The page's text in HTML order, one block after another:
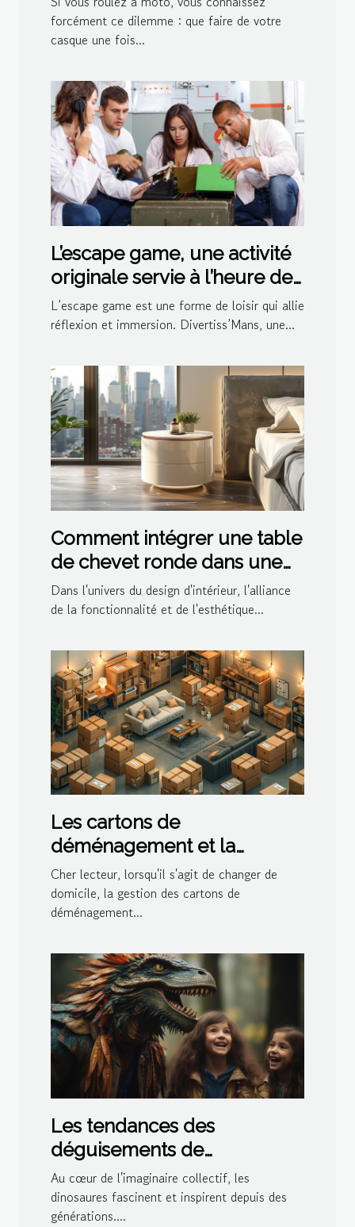
forcément ce dilemme : que faire de votre
casque une fois...
L’escape game, une activité
originale servie à l’heure de
l’apéro par Divertiss’Mans
L’escape game est une forme de loisir qui allie
réflexion et immersion. Divertiss’Mans, une...
Comment intégrer une table
de chevet ronde dans une
décoration moderne
Dans l'univers du design d'intérieur, l'alliance
de la fonctionnalité et de l'esthétique...
Les cartons de
déménagement et la
gestion de l'espace dans le
logement
Cher lecteur, lorsqu'il s'agit de changer de
domicile, la gestion des cartons de
déménagement...
Les tendances des
déguisements de
dinosaures pour les fêtes à
thème en 2023
Au cœur de l'imaginaire collectif, les
dinosaures fascinent et inspirent depuis des
générations....